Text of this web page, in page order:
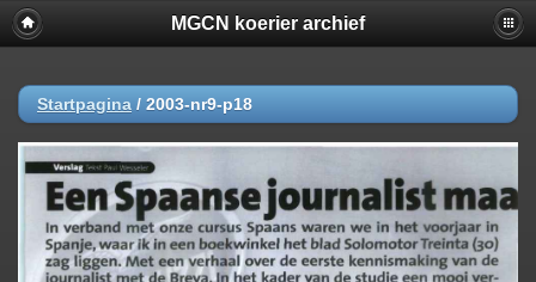
MGCN koerier archief
Startpagina / 2003-nr9-p18